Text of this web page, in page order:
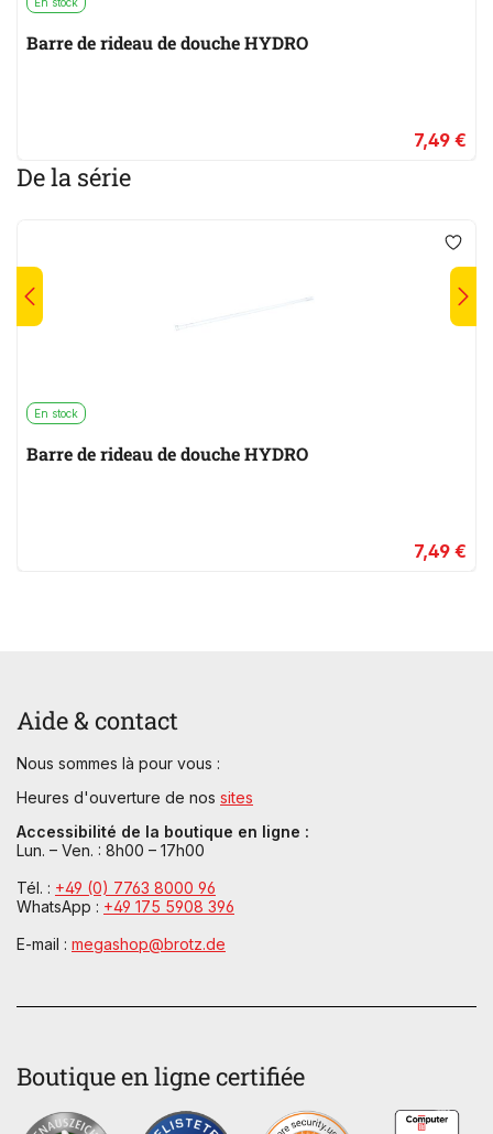
Barre de rideau de douche HYDRO
7,49 €
De la série
En stock
Barre de rideau de douche HYDRO
7,49 €
Aide & contact
Nous sommes là pour vous :
Heures d'ouverture de nos sites
Accessibilité de la boutique en ligne :
Lun. – Ven. : 8h00 – 17h00
Tél. : +49 (0) 7763 8000 96
WhatsApp : +49 175 5908 396
E-mail : megashop@brotz.de
Boutique en ligne certifiée